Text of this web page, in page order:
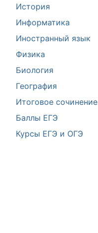
История
Информатика
Иностранный язык
Физика
Биология
География
Итоговое сочинение
Баллы ЕГЭ
Курсы ЕГЭ и ОГЭ